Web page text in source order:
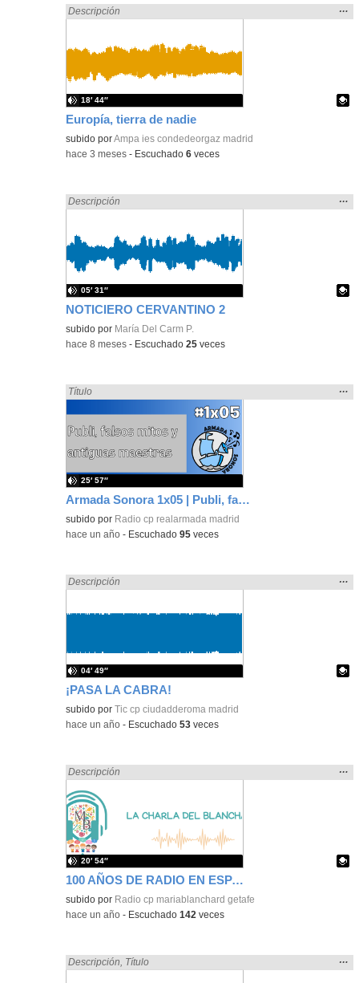
Europía, tierra de nadie
Encontrado «falsa» en:
Descripción
la
…
Contenido educativo.
subido porAmpa ies condedeorgaz madrid
18′ 44″
-hace 3 meses - Escuchado6 veces
NOTICIERO CERVANTINO 2
Encontrado «falsa» en:
Descripción
la
…
Contenido educativo.
subido por María Del Carm P.
05′ 31″
-hace 8 meses - Escuchado25 veces
Armada Sonora 1x05 | Publi, falsos mitos y antiguas maestras
Encontrado «falsa» en:
Título
la
…
subido por Radio cp realarmada madrid
25′ 57″
-hace un año - Escuchado95 veces
¡PASA LA CABRA!
Encontrado «falsa» en:
Descripción
la
…
Contenido educativo.
subido porTic cp ciudadderoma madrid
04′ 49″
-hace un año - Escuchado53 veces
100 AÑOS DE RADIO EN ESPAÑA - PROGRAMA ESPECIAL
Encontrado «falsa» en:
Descripción
la
…
Contenido educativo.
subido por Radio cp mariablanchard getafe
20′ 54″
-hace un año - Escuchado142 veces
Encontrado «falsa» en:
Descripción Título
la
…